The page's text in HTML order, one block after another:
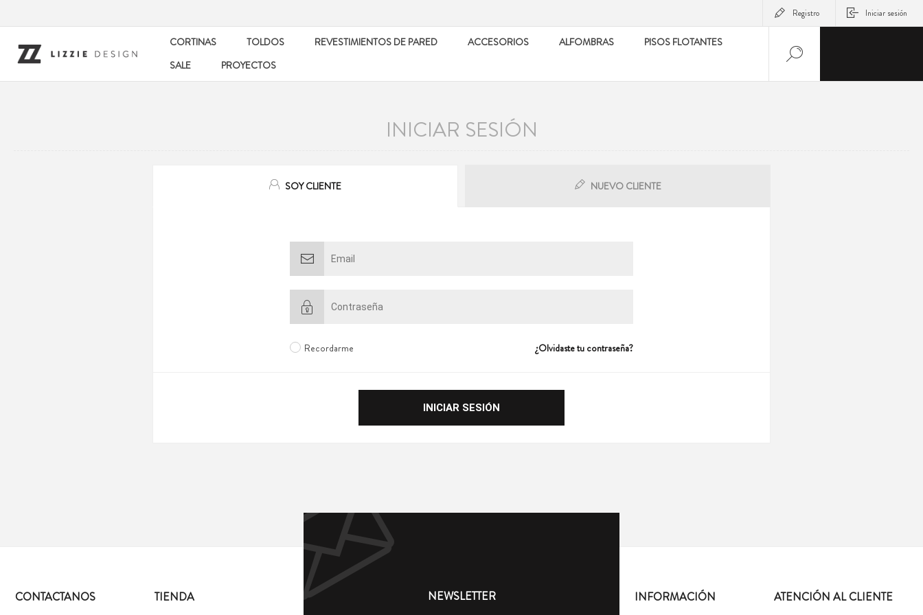
Registro Iniciar sesión
CORTINAS TOLDOS REVESTIMIENTOS DE PARED ACCESORIOS ALFOMBRAS
PISOS FLOTANTES
SALE
PROYECTOS
INICIAR SESIÓN
SOY CLIENTE NUEVO CLIENTE
Recordarme ¿Olvidaste tu contraseña?
NEWSLETTER
CONTACTANOS TIENDA INFORMACIÓN ATENCIÓN AL CLIENTE